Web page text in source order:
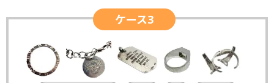
ケース3